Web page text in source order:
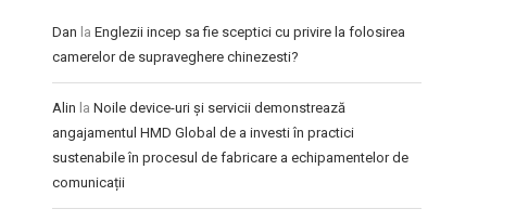
Dan la Englezii incep sa fie sceptici cu privire la folosirea
camerelor de supraveghere chinezesti?
Alin la Noile device-uri și servicii demonstrează
angajamentul HMD Global de a investi în practici
sustenabile în procesul de fabricare a echipamentelor de
comunicații